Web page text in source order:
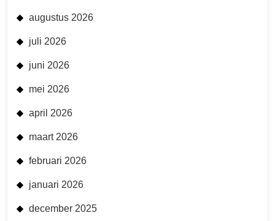
augustus 2026
juli 2026
juni 2026
mei 2026
april 2026
maart 2026
februari 2026
januari 2026
december 2025